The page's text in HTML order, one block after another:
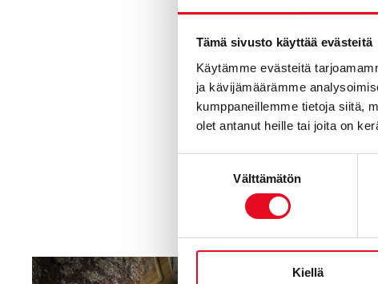
Tämä sivusto käyttää evästeitä
Käytämme evästeitä
ja kävijämäärämme
kumppaneillemme tietoja siitä,
olet antanut heille tai joita on
Välttämätön
Kiellä